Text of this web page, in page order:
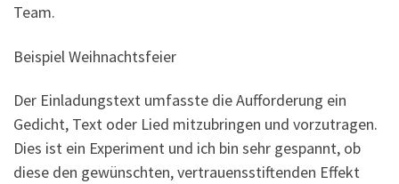
Team.
Beispiel Weihnachtsfeier
Der Einladungstext umfasste die Aufforderung ein
Gedicht, Text oder Lied mitzubringen und vorzutragen.
Dies ist ein Experiment und ich bin sehr gespannt, ob
diese den gewünschten, vertrauensstiftenden Effekt